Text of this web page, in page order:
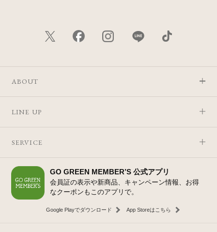
ABOUT
LINE UP
SERVICE
GO GREEN MEMBER’S 公式アプリ
会員証の表示や新商品、キャンペーン情報、お得
なクーポンもこのアプリで。
Google Playでダウンロード App Storeはこちら